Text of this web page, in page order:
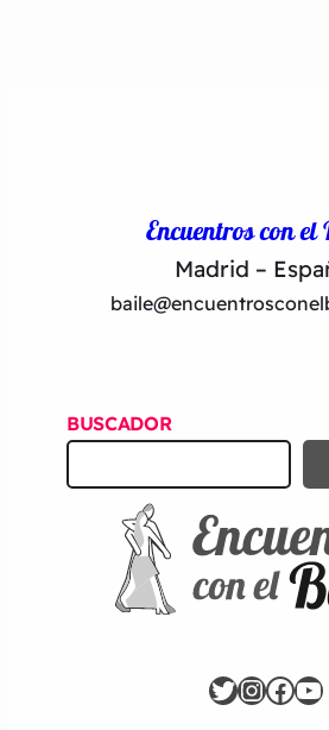
Encuentros con el
Madrid –
BUSCADOR
u
Twitter InstagramFacebook YouTube